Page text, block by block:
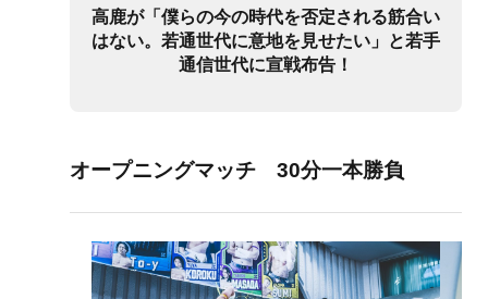
高鹿が「僕らの今の時代を否定される筋合い
はない。若通世代に意地を見せたい」と若手
通信世代に宣戦布告！
オープニングマッチ 30分一本勝負